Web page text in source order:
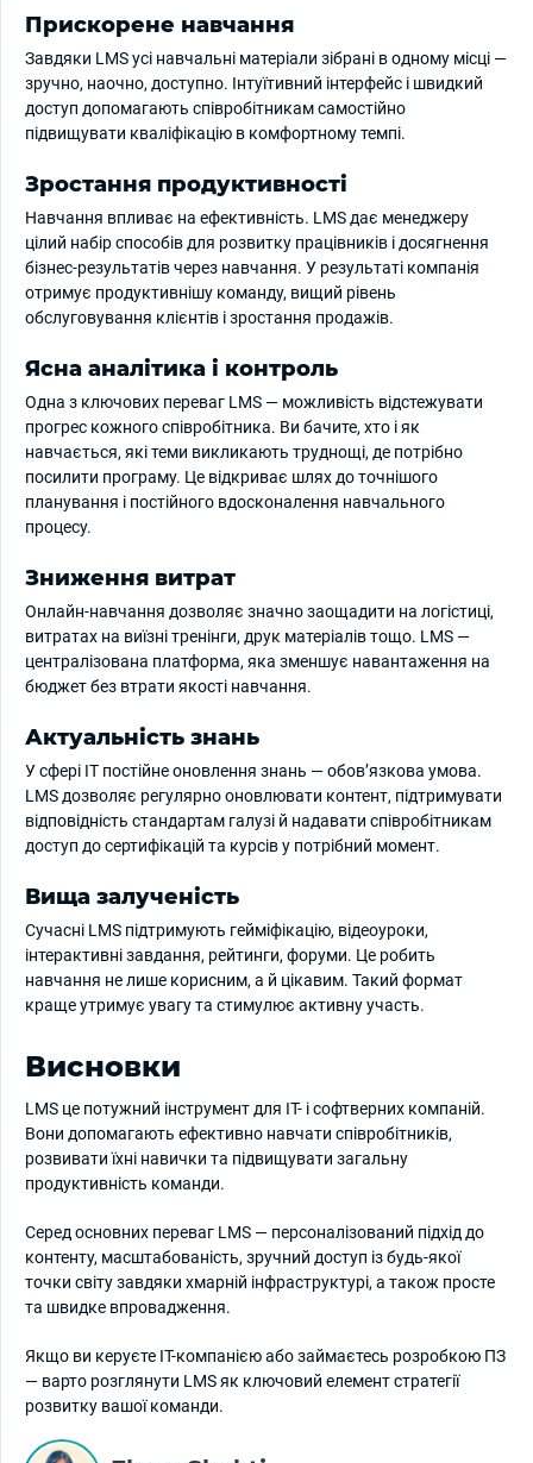
Прискорене навчання
Завдяки LMS усі навчальні матеріали зібрані в одному місці —
зручно, наочно, доступно. Інтуїтивний інтерфейс і швидкий
доступ допомагають співробітникам самостійно
підвищувати кваліфікацію в комфортному темпі.
Зростання продуктивності
Навчання впливає на ефективність. LMS дає менеджеру
цілий набір способів для розвитку працівників і досягнення
бізнес-результатів через навчання. У результаті компанія
отримує продуктивнішу команду, вищий рівень
обслуговування клієнтів і зростання продажів.
Ясна аналітика і контроль
Одна з ключових переваг LMS — можливість відстежувати
прогрес кожного співробітника. Ви бачите, хто і як
навчається, які теми викликають труднощі, де потрібно
посилити програму. Це відкриває шлях до точнішого
планування і постійного вдосконалення навчального
процесу.
Зниження витрат
Онлайн-навчання дозволяє значно заощадити на логістиці,
витратах на виїзні тренінги, друк матеріалів тощо. LMS —
централізована платформа, яка зменшує навантаження на
бюджет без втрати якості навчання.
Актуальність знань
У сфері ІТ постійне оновлення знань — обов’язкова умова.
LMS дозволяє регулярно оновлювати контент, підтримувати
відповідність стандартам галузі й надавати співробітникам
доступ до сертифікацій та курсів у потрібний момент.
Вища залученість
Сучасні LMS підтримують гейміфікацію, відеоуроки,
інтерактивні завдання, рейтинги, форуми. Це робить
навчання не лише корисним, а й цікавим. Такий формат
краще утримує увагу та стимулює активну участь.
Висновки
LMS це потужний інструмент для ІТ- і софтверних компаній.
Вони допомагають ефективно навчати співробітників,
розвивати їхні навички та підвищувати загальну
продуктивність команди.
Серед основних переваг LMS — персоналізований підхід до
контенту, масштабованість, зручний доступ із будь-якої
точки світу завдяки хмарній інфраструктурі, а також просте
та швидке впровадження.
Якщо ви керуєте ІТ-компанією або займаєтесь розробкою ПЗ
— варто розглянути LMS як ключовий елемент стратегії
розвитку вашої команди.